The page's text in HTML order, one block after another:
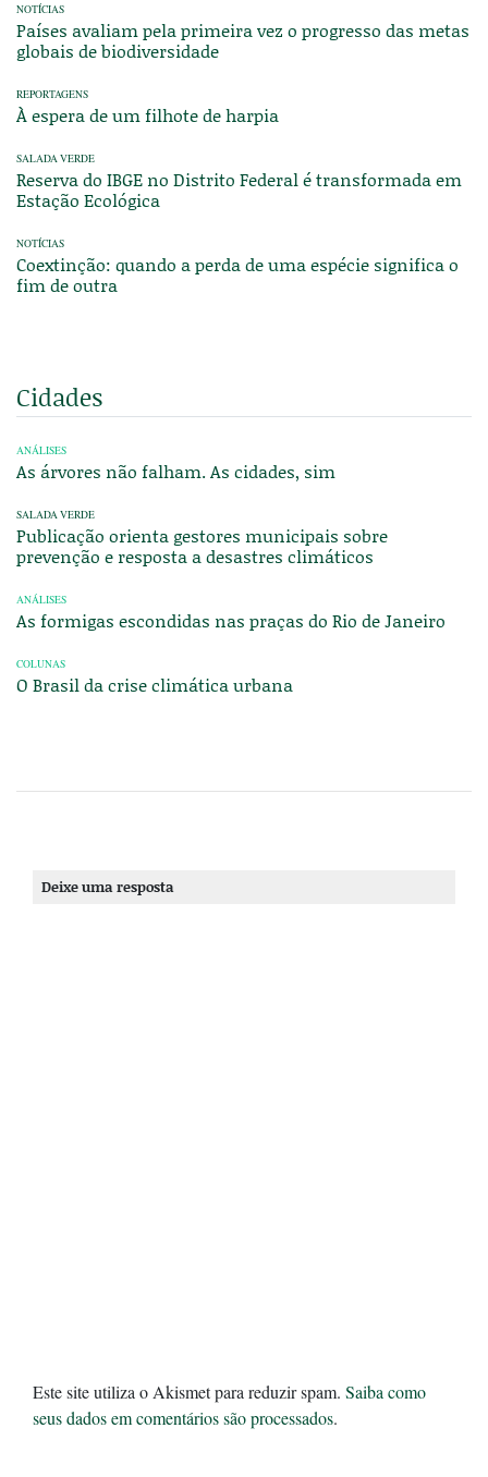
NOTÍCIAS
Países avaliam pela primeira vez o progresso das metas
globais de biodiversidade
REPORTAGENS
À espera de um filhote de harpia
SALADA VERDE
Reserva do IBGE no Distrito Federal é transformada em
Estação Ecológica
NOTÍCIAS
Coextinção: quando a perda de uma espécie significa o
fim de outra
Cidades
ANÁLISES
As árvores não falham. As cidades, sim
SALADA VERDE
Publicação orienta gestores municipais sobre
prevenção e resposta a desastres climáticos
ANÁLISES
As formigas escondidas nas praças do Rio de Janeiro
COLUNAS
O Brasil da crise climática urbana
Deixe uma resposta
Este site utiliza o Akismet para reduzir spam. Saiba como
seus dados em comentários são processados.